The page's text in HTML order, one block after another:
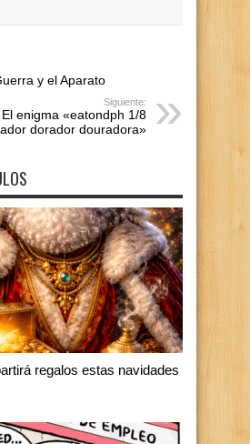
y el Aparato
Siguiente:
enigma «eatondph 1/8
ador dorador douradora»
regalos estas navidades